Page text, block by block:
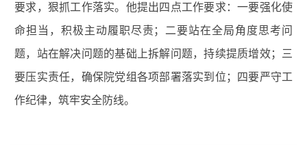
要求， 狠抓工作落实。他提出四点工作要求 ： 一要强化使
命担当 ，积极主动履职尽责； 二要站在全局角度思考问
题，站在解决问题的基础上拆解问题，持续提质增效；
三
要压实责任，确保院党组各项部署落实到位 ；四要严守工
作纪律， 筑牢安全防线。